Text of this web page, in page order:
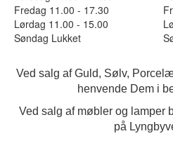
Fredag 11.00 - 17.30
Lørdag 11.00 - 15.00
Søndag Lukket
Ved salg af Guld, Sølv,
henvende Dem i
Ved salg af møbler og lamper
på